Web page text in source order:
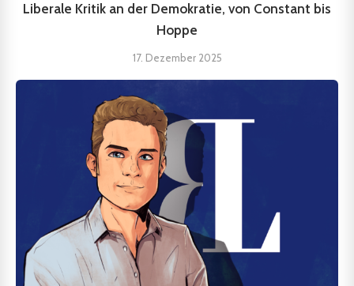
Liberale Kritik an der Demokratie, von Constant bis
Hoppe
17. Dezember 2025